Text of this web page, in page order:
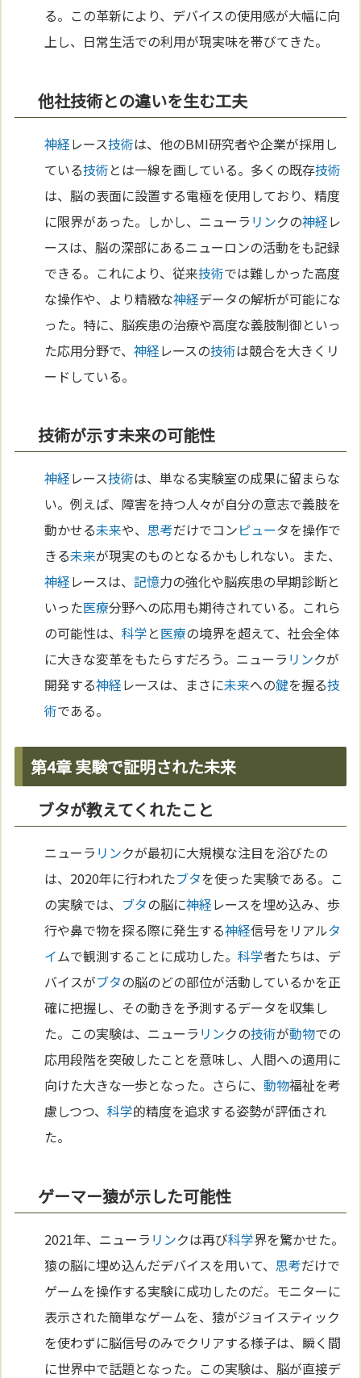
る。この革新により、デバイスの使用感が大幅に向
上し、日常生活での利用が現実味を帯びてきた。
他社技術との違いを生む工夫
神経レース技術は、他のBMI研究者や企業が採用し
ている技術とは一線を画している。多くの既存技術
は、脳の表面に設置する電極を使用しており、精度
に限界があった。しかし、ニューラ リンクの神経レ
ースは、脳の深部にあるニューロンの活動をも記録
できる。これにより、従来技術では難しかった高度
な操作や、より精緻な神経データの解析が可能にな
った。特に、脳疾患の治療や高度な義肢制御といっ
た応用分野で、神経レースの技術は競合を大きくリ
ードしている。
技術が示す未来の可能性
神経レース技術は、単なる実験室の成果に留まらな
い。例えば、障害を持つ人々が自分の意志で義肢を
動かせる未来や、思考だけでコンピュータを操作で
きる未来が現実のものとなるかもしれない。また、
神経レースは、記憶力の強化や脳疾患の早期診断と
いった医療分野への応用も期待されている。これら
の可能性は、科学と医療の境界を超えて、社会全体
に大きな変革をもたらすだろう。ニューラ リンクが
開発する神経レースは、まさに未来への鍵を握る技
術である。
第4章 実験で証明された未来
ブタが教えてくれたこと
ニューラ リンクが最初に大規模な注目を浴びたの
は、2020年に行われたブタを使った実験である。こ
の実験では、 ブタの脳に神経レースを埋め込み、歩
行や鼻で物を探る際に発生する神経信号をリアルタ
イムで観測することに成功した。科学者たちは、デ
バイスがブタの脳のどの部位が活動しているかを正
確に把握し、その動きを予測するデータを収集し
た。この実験は、ニューラ リンクの技術が動物での
応用段階を突破したことを意味し、人間への適用に
向けた大きな一歩となった。さらに、動物福祉を考
慮しつつ、科学的精度を追求する姿勢が評価され
た。
ゲーマー猿が示した可能性
2021年、ニューラ リンクは再び科学界を驚かせた。
猿の脳に埋め込んだデバイスを用いて、思考だけで
ゲームを操作する実験に成功したのだ。モニターに
表示された簡単なゲームを、猿がジョイスティック
を使わずに脳信号のみでクリアする様子は、瞬く間
に世界中で話題となった。この実験は、脳が直接デ